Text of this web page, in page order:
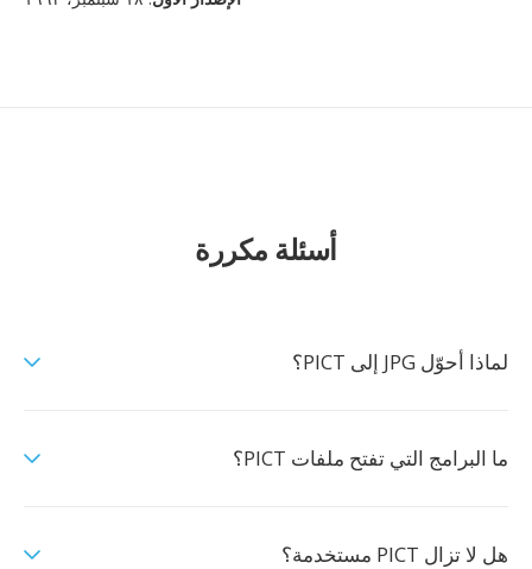
أسئلة مكررة
لماذا أحوّل JPG إلى PICT؟
ما البرامج التي تفتح ملفات PICT؟
هل لا تزال PICT مستخدمة؟